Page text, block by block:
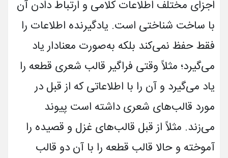
اجزای مختلف اطلاعات کلامی و ارتباط دادن آن
با ساخت­ شناختی است. یادگیرنده اطلاعات را
فقط حفظ نمی‌­کند بلکه به‌صورت معنادار یاد
می‌گیرد؛ مثلاً وقتی فراگیر قالب شعری قطعه را
یاد می‌گیرد و آن را با اطلاعاتی که از قبل در
مورد قالب‌های شعری داشته است پیوند
می‌زند. مثلاً از قبل قالب‌های غزل و قصیده را
آموخته و حالا قالب قطعه را با آن دو قالب